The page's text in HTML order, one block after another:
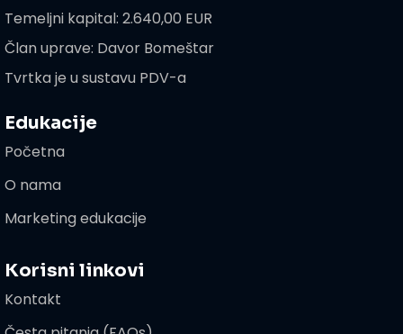
Temeljni kapital: 2.640,00 EUR
Član uprave: Davor Bomeštar
Tvrtka je u sustavu PDV-a
Edukacije
Početna
O nama
Marketing edukacije
Korisni linkovi
Kontakt